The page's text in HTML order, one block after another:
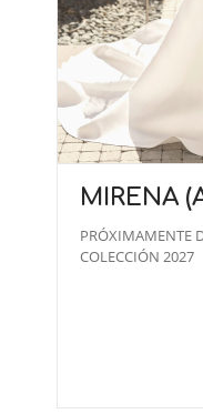
MIRENA
PRÓXIMAMENTE
COLECCIÓN 2027